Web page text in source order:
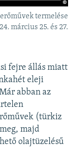
termelése
március 25. és 27.
fejre állás miatt
eleji
abban az
(türkiz
majd
olajtüzelésű